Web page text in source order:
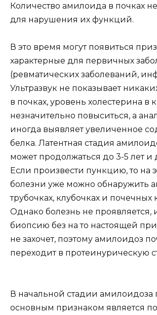
Количество амилоида в почках
для нарушения их функций.
В это время могут появиться
характерные для первичных
(ревматических заболеваний,
Ультразвук не показывает
в почках, уровень холестерина в
незначительно повыситься, а
иногда выявляет увеличенное
белка. Латентная стадия
может продолжаться до 3-5 лет
Если произвести пункцию, то на
болезни уже можно обнаружить
трубочках, клубочках и почечных
Однако болезнь не проявляется,
биопсию без на то настоящей
не захочет, поэтому амилоидоз
переходит в протеинурическую
В начальной стадии амилоидоза
основным признаком является